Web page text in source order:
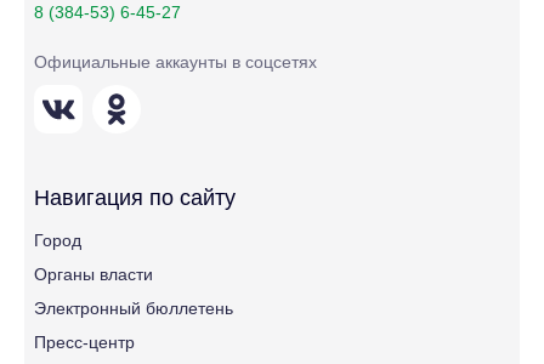
8 (384-53) 6-45-27
Официальные аккаунты в соцсетях
Навигация по сайту
Город
Органы власти
Электронный бюллетень
Пресс-центр